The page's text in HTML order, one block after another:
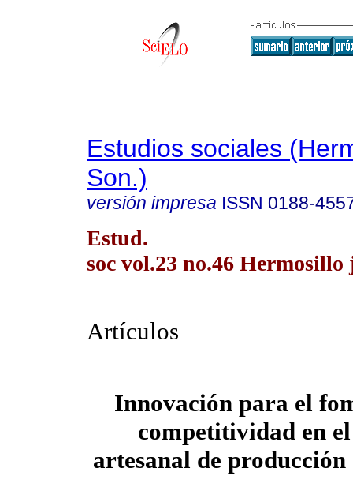
Estudios sociales
Son.)
versión impresa ISSN 0188-
Estud.
soc vol.23 no.46
Artículos
Innovación para el
competitividad en
artesanal de